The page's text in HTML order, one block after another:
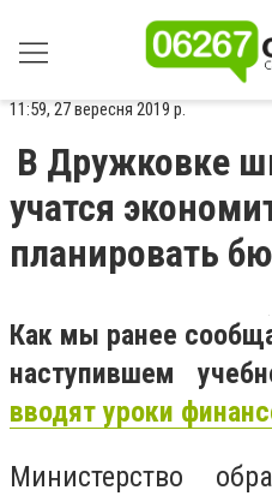
11:59, 27 вересня 2019 р.
В Дружковке
учатся
планировать
Как мы ранее
наступившем
вводят уроки
Министерство